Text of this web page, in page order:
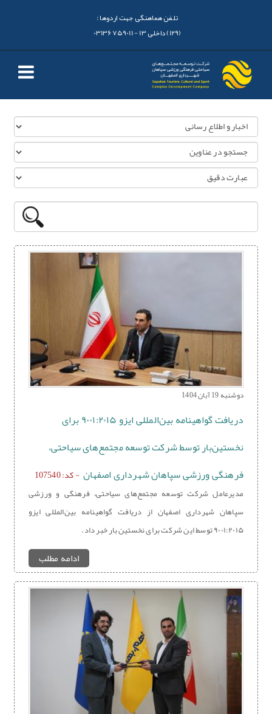
تلفن هماهنگی جهت اردوها :
دوشنبه 19 آبان 1404
دریافت گواهینامه بین‌المللی ایزو ۹۰۰۱:۲۰۱۵ برای
نخستین‌بار توسط شرکت توسعه مجتمع‌های سیاحتی،
فرهنگی ورزشی سپاهان شهرداری اصفهان - کد: 107540
مدیرعامل شرکت توسعه مجتمع‌های سیاحتی، فرهنگی و ورزشی
سپاهان شهرداری اصفهان از دریافت گواهینامه بین‌المللی ایزو
۹۰۰۱:۲۰۱۵ توسط این شرکت برای نخستین بار خبر داد.
ادامه مطلب